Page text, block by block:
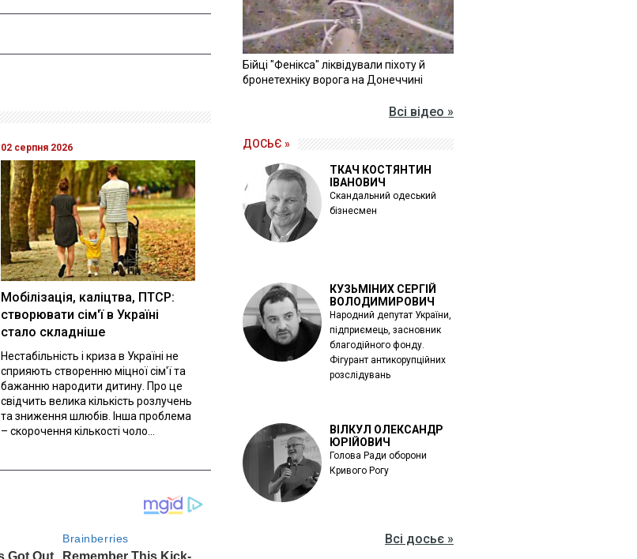
02 серпня 2026
Мобілізація, каліцтва, ПТСР:
створювати сім'ї в Україні
стало складніше
Нестабільність і криза в Україні не
сприяють створенню міцної сім'ї та
бажанню народити дитину. Про це
свідчить велика кількість розлучень
та зниження шлюбів. Інша проблема
– скорочення кількості чоло...
Бійці "Фенікса" ліквідували піхоту й
бронетехніку ворога на Донеччині
Всі відео »
ДОСЬЄ »
ТКАЧ КОСТЯНТИН
ІВАНОВИЧ
Скандальний одеський
бізнесмен
КУЗЬМІНИХ СЕРГІЙ
ВОЛОДИМИРОВИЧ
Народний депутат України,
підприємець, засновник
благодійного фонду.
Фігурант антикорупційних
розслідувань
ВІЛКУЛ ОЛЕКСАНДР
ЮРІЙОВИЧ
Голова Ради оборони
Кривого Рогу
Всі досьє »